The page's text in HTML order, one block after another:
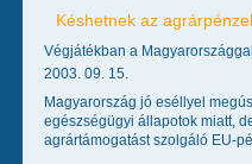
Késhetnek az
Végjátékban a
2003. 09. 15.
Magyarország jó eséllyel
egészségügyi állapotok miatt,
agrártámogatást szolgáló EU-